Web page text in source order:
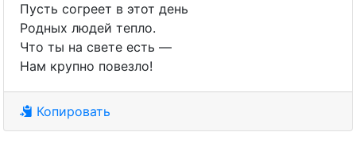
Пусть согреет в этот день
Родных людей тепло.
Что ты на свете есть —
Нам крупно повезло!
Копировать